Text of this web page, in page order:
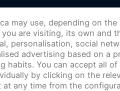
may use, depending on
are visiting, its own and
personalisation, social
advertising based on a
habits. You can accept all
by clicking on the
at any time from the